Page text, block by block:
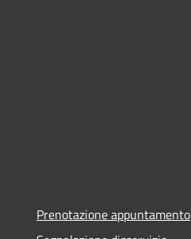
Prenotazione appuntamento